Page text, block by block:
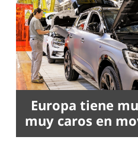
Europa tiene
muy caros en